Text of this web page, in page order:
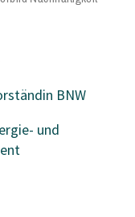
BNW
und